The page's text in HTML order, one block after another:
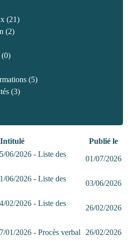
(21)
(2)
(0)
(5)
(3)
Intitulé
Publié le
06/2026 - Liste des
01/07/2026
06/2026 - Liste des
03/06/2026
02/2026 - Liste des
26/02/2026
01/2026 - Procès verbal 26/02/2026